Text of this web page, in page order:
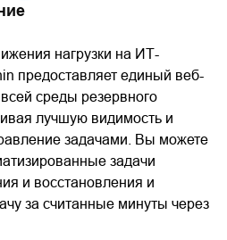
нагрузки на ИТ-
предоставляет единый веб-
среды резервного
лучшую видимость и
задачами. Вы можете
задачи
и восстановления и
за считанные минуты через